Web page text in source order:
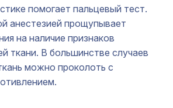
помогает пальцевый тест.
анестезией прощупывает
на наличие признаков
ткани. В большинстве случаев
можно проколоть с